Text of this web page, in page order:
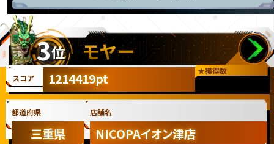
3位 モヤー
★獲得数
スコア 1214419pt
都道府県
三重県
店舗名
NICOPAイオン津店